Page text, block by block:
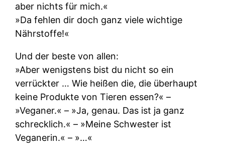
aber nichts für mich.«
»Da fehlen dir doch ganz viele wichtige
Nährstoffe!«
Und der beste von allen:
»Aber wenigstens bist du nicht so ein
verrückter … Wie heißen die, die überhaupt
keine Produkte von Tieren essen?« –
»Veganer.« – »Ja, genau. Das ist ja ganz
schrecklich.« – »Meine Schwester ist
Veganerin.« – »…«